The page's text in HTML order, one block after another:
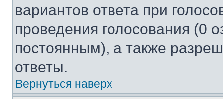
вариантов ответа при
проведения голосования (0
постоянным), а также
ответы.
Вернуться наверх